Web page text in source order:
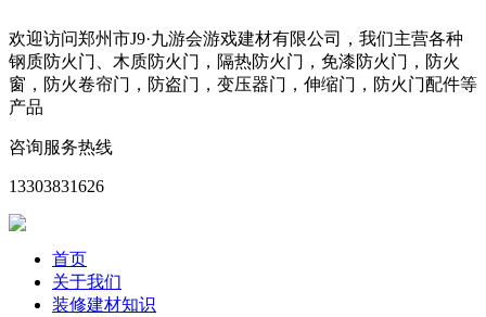
欢迎访问郑州市J9·九游会游戏建材有限公司，我们主营各种
钢质防火门、木质防火门，隔热防火门，免漆防火门，防火
窗，防火卷帘门，防盗门，变压器门，伸缩门，防火门配件等
产品
咨询服务热线
13303831626
首页
关于我们
装修建材知识